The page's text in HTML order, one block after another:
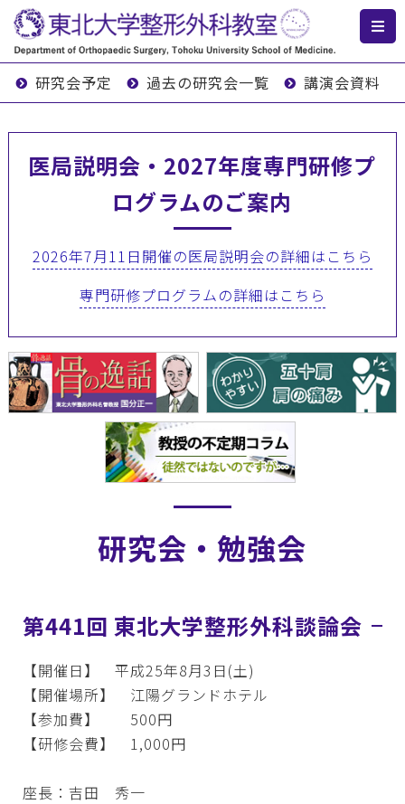
研究会予定 過去の研究会一覧 講演会資料
医局説明会・2027年度専門研修プ
ログラムのご案内
2026年7月11日開催の医局説明会の詳細はこちら
専門研修プログラムの詳細はこちら
研究会・勉強会
第441回 東北大学整形外科談論会
【開催日】 平成25年8月3日(土)
【開催場所】 江陽グランドホテル
【参加費】 500円
【研修会費】 1,000円
座長：吉田 秀一